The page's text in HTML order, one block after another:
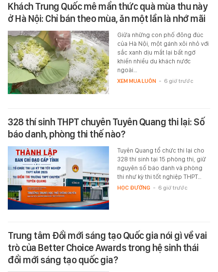
Khách Trung Quốc mê mẩn thức quà mùa thu này
ở Hà Nội: Chỉ bán theo mùa, ăn một lần là nhớ mãi
Giữa những con phố đông đúc
của Hà Nội, một gánh xôi nhỏ với
sắc xanh dịu mắt lại bất ngờ
khiến nhiều du khách nước
ngoài…
XEM MUA LUÔN - 6 giờ trước
328 thí sinh THPT chuyên Tuyên Quang thi lại: Số
báo danh, phòng thi thế nào?
Tuyên Quang tổ chức thi lại cho
328 thí sinh tại 15 phòng thi, giữ
nguyên số báo danh và phòng
thi như kỳ thi tốt nghiệp THPT…
HỌC ĐƯỜNG - 6 giờ trước
Trung tâm Đổi mới sáng tạo Quốc gia nói gì về vai
trò của Better Choice Awards trong hệ sinh thái
đổi mới sáng tạo quốc gia?